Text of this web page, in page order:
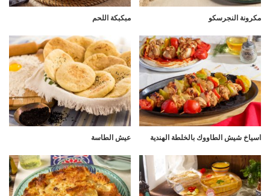
مكرونة النجرسكو مبكبكة اللحم
اسياخ شيش الطاووك بالخلطة الهندية عيش الطاسة